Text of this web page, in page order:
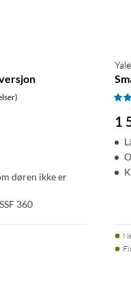
døren ikke er
360
Yale
1